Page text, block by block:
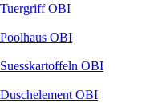
Tuergriff OBI
Poolhaus OBI
Suesskartoffeln OBI
Duschelement OBI